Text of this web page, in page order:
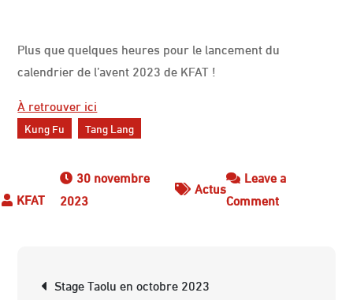
Plus que quelques heures pour le lancement du
calendrier de l’avent 2023 de KFAT !
À retrouver ici
Kung Fu Tang Lang
30 novembre
2023
Actus
Leave a
Commenton
Stage Taolu en octobre 2023